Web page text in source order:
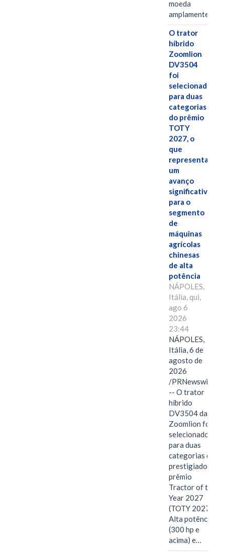
moeda
amplamente…
O trator
híbrido
Zoomlion
DV3504
foi
selecionado
para duas
categorias
do prêmio
TOTY
2027, o
que
representa
um
avanço
significativo
para o
segmento
de
máquinas
agrícolas
chinesas
de alta
potência
NÁPOLES,
Itália, qui,
ago 6
2026
23:44
NÁPOLES,
Itália, 6 de
agosto de
2026
/PRNewswire/
-- O trator
híbrido
DV3504 da
Zoomlion foi
selecionado
para duas
categorias do
prestigiado
prêmio
Tractor of the
Year 2027
(TOTY 2027:
Alta potência
(300 hp e
acima) e…